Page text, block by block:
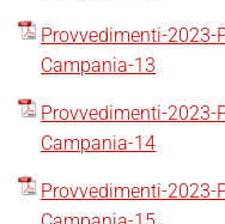
Provvedimenti-2023-
Campania-13
Provvedimenti-2023-
Campania-14
Provvedimenti-2023-